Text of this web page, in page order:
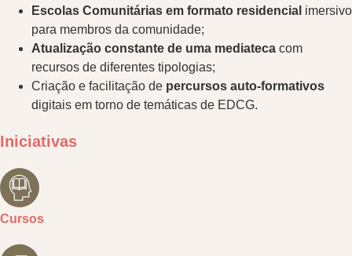
Escolas Comunitárias em formato residencial imersivo
para membros da comunidade;
Atualização constante de uma mediateca com
recursos de diferentes tipologias;
Criação e facilitação de percursos auto-formativos
digitais em torno de temáticas de EDCG.
Iniciativas
Cursos